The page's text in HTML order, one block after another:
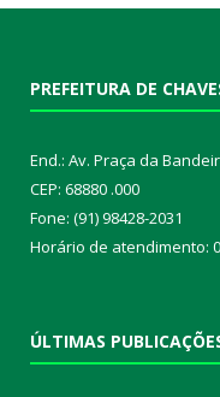
PREFEITURA DE
End.: Av. Praça da
CEP: 68880 .000
Fone: (91) 98428-2031
Horário de atendimento:
ÚLTIMAS